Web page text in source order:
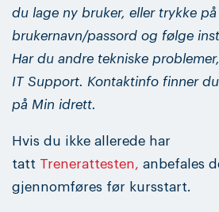
du lage ny bruker, eller trykke
brukernavn/passord og følge
Har du andre tekniske
IT Support. Kontaktinfo finner
på Min idrett.
Hvis du ikke allerede har
tatt Trenerattesten, anbefales
gjennomføres før kursstart.